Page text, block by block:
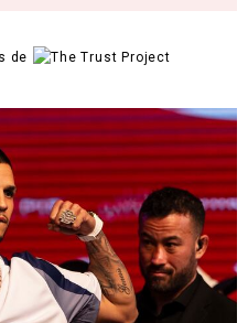
de